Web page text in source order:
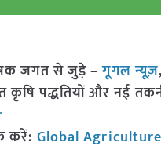
जगत से जुड़े –गूगल न्यूज़
कृषि पद्धतियों और नई
करें: Global Agriculture